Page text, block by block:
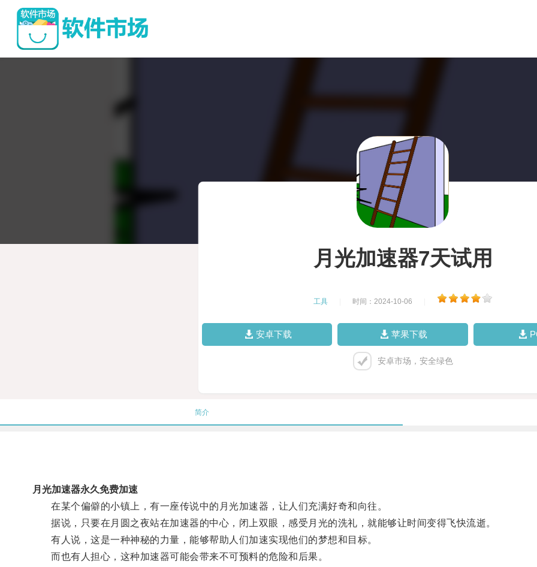
月光加速器7天试用
工具 时间：2024-10-06
安卓下载 苹果下载
安卓市场，安全绿色
简介
月光加速器永久免费加速
在某个偏僻的小镇上，有一座传说中的月光加速器，让人们充满好奇和向往。
据说，只要在月圆之夜站在加速器的中心，闭上双眼，感受月光的洗礼，就能够让时间变得飞快流逝。
有人说，这是一种神秘的力量，能够帮助人们加速实现他们的梦想和目标。
而也有人担心，这种加速器可能会带来不可预料的危险和后果。